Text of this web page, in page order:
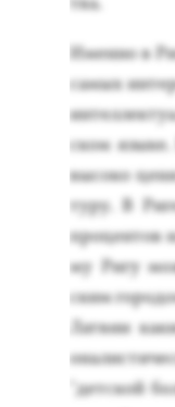
Имен­но в
са­мых
ском
вы­соко
ту­ру. В
про­цен­тов
му Ри­гу
ским
Лат­вии
"дет­ской